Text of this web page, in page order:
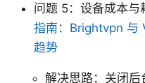
问题 5：设备成本与
指南：Brightvpn 与
趋势
解决思路：关闭后